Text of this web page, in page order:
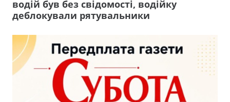
водій був без свідомості, водійку
деблокували рятувальники